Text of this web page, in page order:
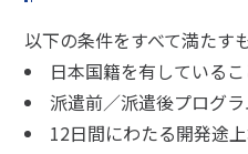
以下の条件をすべて満たす
日本国籍を有しているこ
派遣前／派遣後プログ
12日間にわたる開発途